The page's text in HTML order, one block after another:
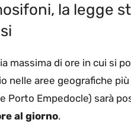
la legge
massima di ore in cui si
nelle aree geografiche
Porto Empedocle) sarà
al giorno.